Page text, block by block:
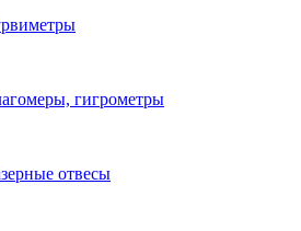
гигрометры
отвесы